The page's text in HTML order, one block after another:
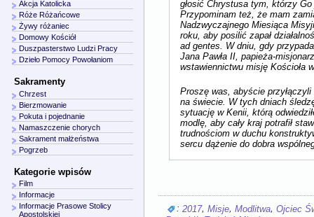
głosić Chrystusa tym, którzy
Przypominam też, że mam
Nadzwyczajnego Miesiąca
roku, aby posilić zapał
ad gentes. W dniu, gdy
Jana Pawła II, papieża-
wstawiennictwu misję Kościoła
Proszę was, abyście
na świecie. W tych dniach
sytuację w Kenii, którą
modlę, aby cały kraj potrafił
trudnościom w duchu
sercu dążenie do dobra
: 2017, Misje Modlitwa Ojciec
Akcja Katolicka
Róże Różańcowe
Żywy różaniec
Domowy Kościół
Duszpasterstwo Ludzi Pracy
Dzieło Pomocy Powołaniom
Sakramenty
Chrzest
Bierzmowanie
Pokuta i pojednanie
Namaszczenie chorych
Sakrament małżeństwa
Pogrzeb
Kategorie wpisów
Film
Informacje
Informacje Prasowe Stolicy
Apostolskiej